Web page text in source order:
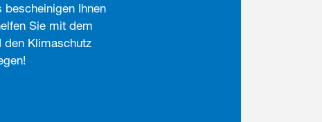
Ihnen
Sie mit dem
den Klimaschutz